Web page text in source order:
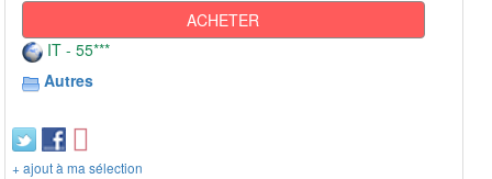
ACHETER
IT - 55***
Autres
+ ajout à ma sélection